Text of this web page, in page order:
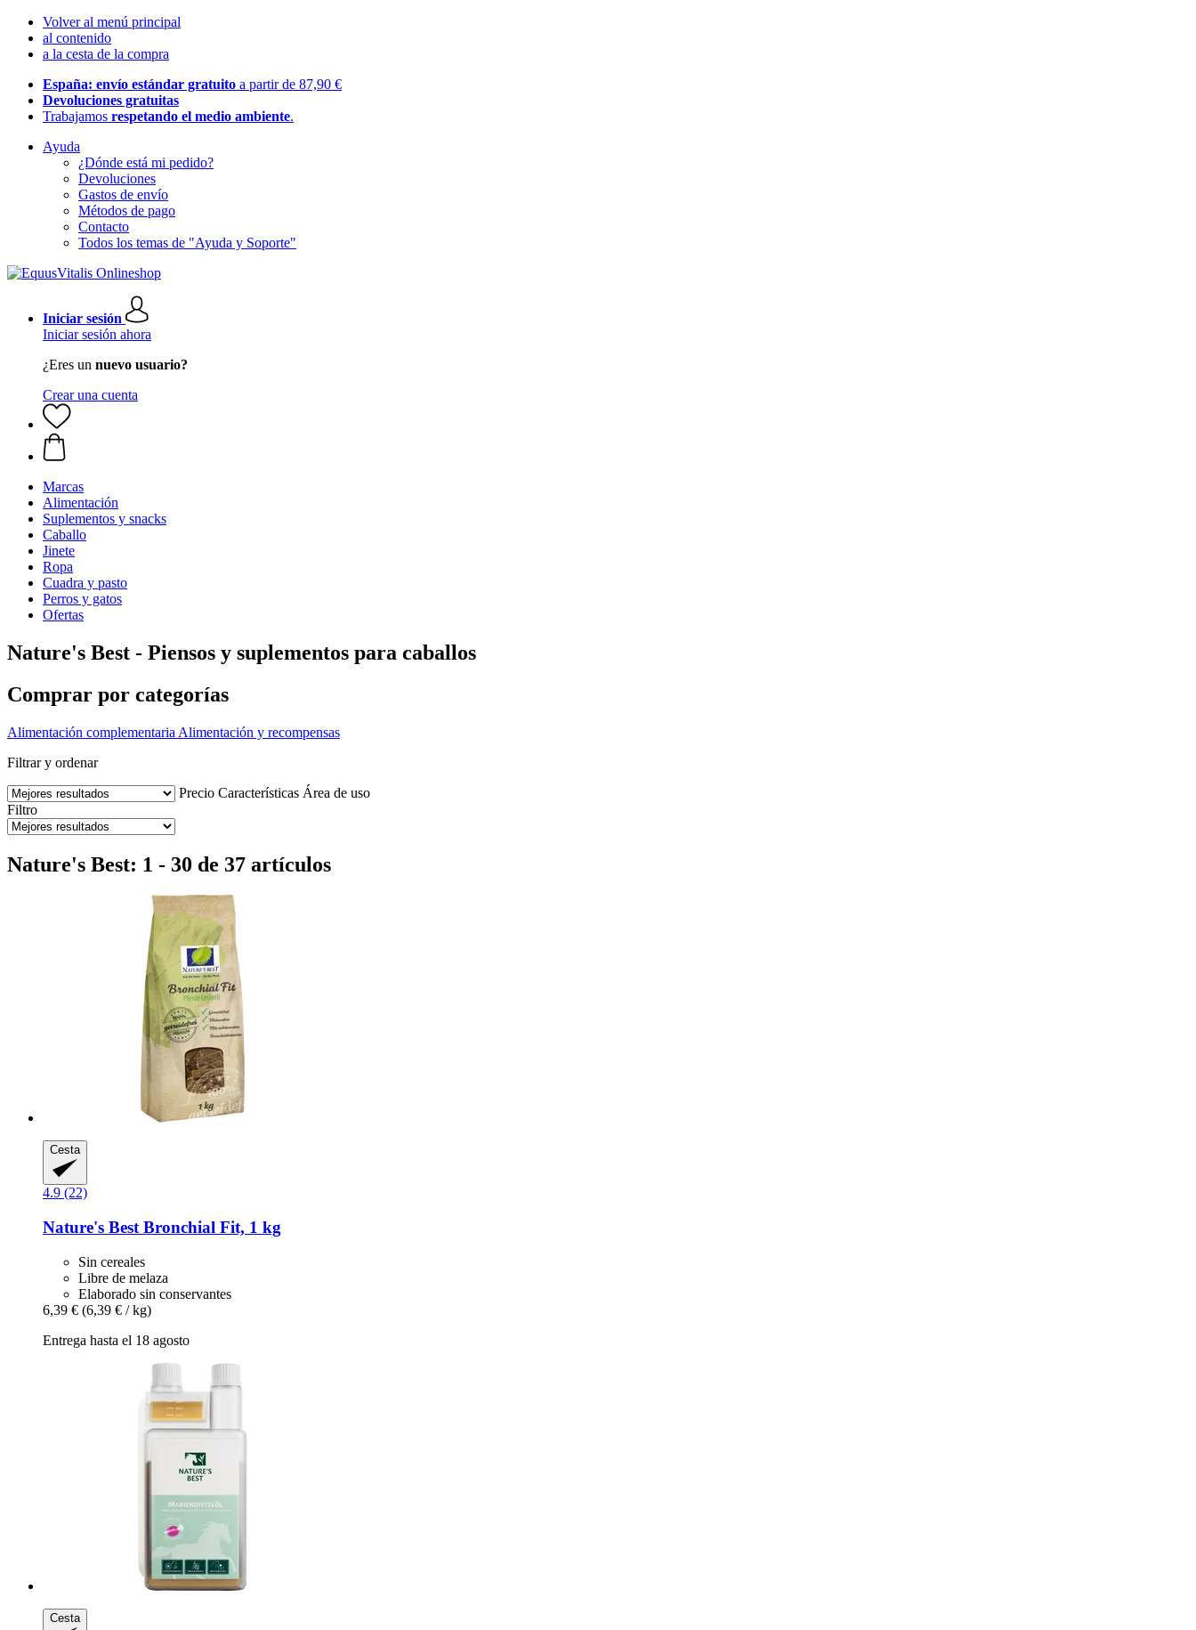
Volver al menú principal
al contenido
a la cesta de la compra
España: envío estándar gratuito a partir de 87,90 €
Devoluciones gratuitas
Trabajamos respetando el medio ambiente.
Ayuda
¿Dónde está mi pedido?
Devoluciones
Gastos de envío
Métodos de pago
Contacto
Todos los temas de "Ayuda y Soporte"
Iniciar sesión
Iniciar sesión ahora
¿Eres un nuevo usuario?
Crear una cuenta
Marcas
Alimentación
Suplementos y snacks
Caballo
Jinete
Ropa
Cuadra y pasto
Perros y gatos
Ofertas
Nature's Best - Piensos y suplementos para caballos
Comprar por categorías
Alimentación complementaria Alimentación y recompensas
Filtrar y ordenar
Precio Características Área de uso
Filtro
Nature's Best: 1 - 30 de 37 artículos
Cesta
4.9 (22)
Nature's Best Bronchial Fit, 1 kg
Sin cereales
Libre de melaza
Elaborado sin conservantes
6,39 € (6,39 € / kg)
Entrega hasta el 18 agosto
Cesta